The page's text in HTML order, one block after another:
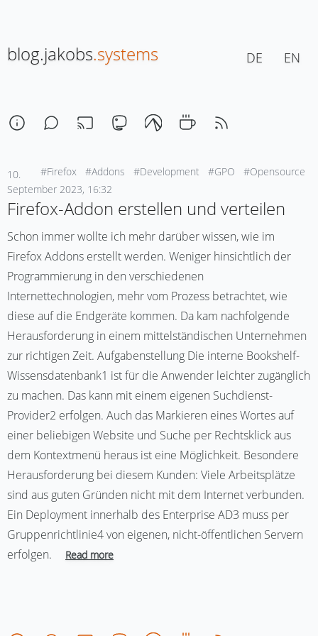
blog.jakobs.systems DE EN
#Firefox #Addons #Development #GPO #Opensource
10.
September 2023, 16:32
Firefox-Addon erstellen und verteilen
Schon immer wollte ich mehr darüber wissen, wie im
Firefox Addons erstellt werden. Weniger hinsichtlich der
Programmierung in den verschiedenen
Internettechnologien, mehr vom Prozess betrachtet, wie
diese auf die Endgeräte kommen. Da kam nachfolgende
Herausforderung in einem mittelständischen Unternehmen
zur richtigen Zeit. Aufgabenstellung Die interne Bookshelf-
Wissensdatenbank1 ist für die Anwender leichter zugänglich
zu machen. Das kann mit einem eigenen Suchdienst-
Provider2 erfolgen. Auch das Markieren eines Wortes auf
einer beliebigen Website und Suche per Rechtsklick aus
dem Kontextmenü heraus ist eine Möglichkeit. Besondere
Herausforderung bei diesem Kunden: Viele Arbeitsplätze
sind aus guten Gründen nicht mit dem Internet verbunden.
Ein Deployment innerhalb des Enterprise AD3 muss per
Gruppenrichtlinie4 von eigenen, nicht-öffentlichen Servern
erfolgen.
Read more